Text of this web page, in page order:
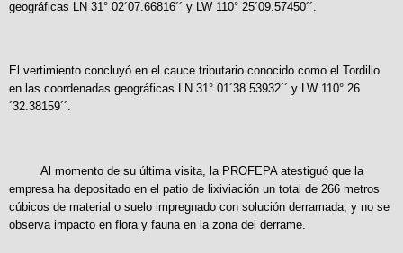
geográficas LN 31° 02´07.66816´´ y LW 110° 25´09.57450´´.
El vertimiento concluyó en el cauce tributario conocido como el Tordillo
en las coordenadas geográficas LN 31° 01´38.53932´´ y LW 110° 26
´32.38159´´.
Al momento de su última visita, la PROFEPA atestiguó que la
empresa ha depositado en el patio de lixiviación un total de 266 metros
cúbicos de material o suelo impregnado con solución derramada, y no se
observa impacto en flora y fauna en la zona del derrame.